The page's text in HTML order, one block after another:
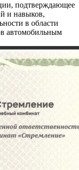
подтверждающее
и навыков,
в области
автомобильным